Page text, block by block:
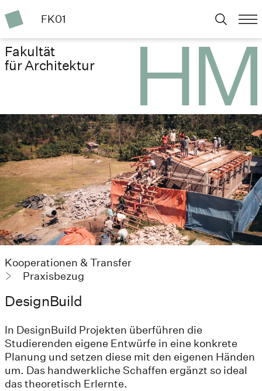
FK01
Fakultät
für Architektur
Kooperationen & Transfer
Praxisbezug
DesignBuild
In DesignBuild Projekten überführen die
Studierenden eigene Entwürfe in eine konkrete
Planung und setzen diese mit den eigenen Händen
um. Das handwerkliche Schaffen ergänzt so ideal
das theoretisch Erlernte.